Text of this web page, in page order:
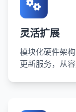
灵活扩展
模块化硬件架
更新服务，从